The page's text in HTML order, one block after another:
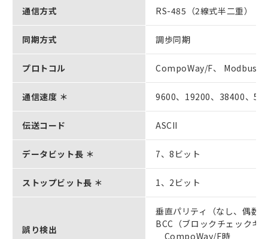
通信方式 RS-485（2線式半二重）
同期方式 調歩同期
プロトコル CompoWay/F、 Modbus
通信速度 ＊ 9600、19200、38400、
伝送コード ASCII
データビット長 ＊ 7、8ビット
ストップビット長 ＊ 1、2ビット
誤り検出
垂直パリティ（なし、偶数
BCC（ブロックチェックキ
CompoWay/F時